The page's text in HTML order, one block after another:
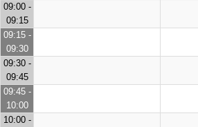
09:00 -
09:15
09:15 -
09:30
09:30 -
09:45
09:45 -
10:00
10:00 -